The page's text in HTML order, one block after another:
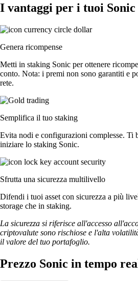
I vantaggi per i tuoi Sonic
Genera ricompense
Metti in staking Sonic per ottenere
conto. Nota: i premi non sono garantiti e
rete.
Semplifica il tuo staking
Evita nodi e configurazioni complesse. Ti
iniziare lo staking Sonic.
Sfrutta una sicurezza multilivello
Difendi i tuoi asset con sicurezza a più
storage che in staking.
La sicurezza si riferisce all'accesso
criptovalute sono rischiose e l'alta
il valore del tuo portafoglio.
Prezzo Sonic in tempo